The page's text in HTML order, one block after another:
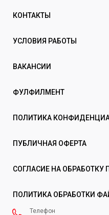
КОНТАКТЫ
УСЛОВИЯ РАБОТЫ
ВАКАНСИИ
ФУЛФИЛМЕНТ
ПОЛИТИКА
ПУБЛИЧНАЯ ОФЕРТА
СОГЛАСИЕ НА
ПОЛИТИКА ОБРАБОТКИ
Телефон